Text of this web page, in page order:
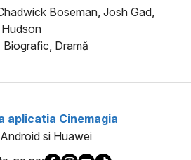
Boseman, Josh Gad,
Biografic, Dramă
aplicatia Cinemagia
si Huawei